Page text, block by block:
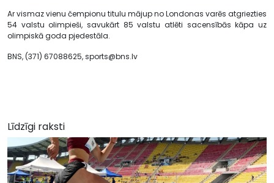
Ar vismaz vienu čempionu titulu mājup no Londonas varēs atgriezties
54 valstu olimpieši, savukārt 85 valstu atlēti sacensībās kāpa uz
olimpiskā goda pjedestāla.
BNS, (371) 67088625,sports@bns.lv
Līdzīgi raksti